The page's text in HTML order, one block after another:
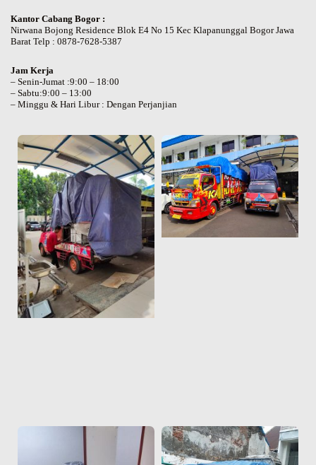
Kantor Cabang Bogor :
Nirwana Bojong Residence Blok E4 No 15 Kec Klapanunggal Bogor Jawa
Barat Telp : 0878-7628-5387
Jam Kerja
– Senin-Jumat :9:00 – 18:00
– Sabtu:9:00 – 13:00
– Minggu & Hari Libur : Dengan Perjanjian